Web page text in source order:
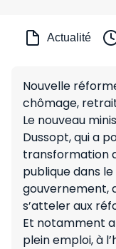
Actualité
Nouvelle
chômage,
Le nouveau
Dussopt, qui a
transformation
publique dans
gouvernement,
s’atteler aux
Et notamment
plein emploi, à